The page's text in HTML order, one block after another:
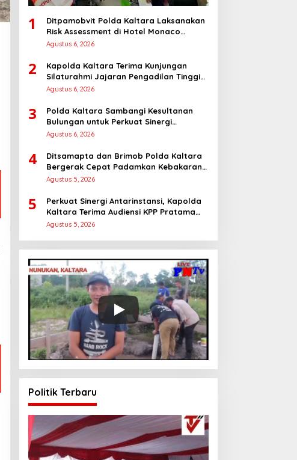
1
Ditpamobvit Polda Kaltara Laksanakan
Risk Assessment di Hotel Monaco
Tarakan
Agustus 6, 2026
2
Kapolda Kaltara Terima Kunjungan
Silaturahmi Jajaran Pengadilan Tinggi
Kaltara
Agustus 6, 2026
3
Polda Kaltara Sambangi Kesultanan
Bulungan untuk Perkuat Sinergi
Kamtibmas
Agustus 6, 2026
4
Ditsamapta dan Brimob Polda Kaltara
Bergerak Cepat Padamkan Kebakaran
Lahan Gambut 2 Hektar di Bulungan
Agustus 5, 2026
5
Perkuat Sinergi Antarinstansi, Kapolda
Kaltara Terima Audiensi KPP Pratama
Tanjung Redeb dan KPP Pratama
Agustus 5, 2026
Politik Terbaru